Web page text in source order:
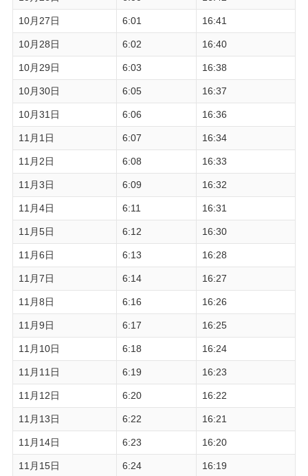
10月27日 6:01 16:41
10月28日 6:02 16:40
10月29日 6:03 16:38
10月30日 6:05 16:37
10月31日 6:06 16:36
11月1日 6:07 16:34
11月2日 6:08 16:33
11月3日 6:09 16:32
11月4日 6:11 16:31
11月5日 6:12 16:30
11月6日 6:13 16:28
11月7日 6:14 16:27
11月8日 6:16 16:26
11月9日 6:17 16:25
11月10日 6:18 16:24
11月11日 6:19 16:23
11月12日 6:20 16:22
11月13日 6:22 16:21
11月14日 6:23 16:20
11月15日 6:24 16:19